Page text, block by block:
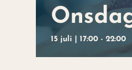
15 juli | 17:00 - 22:00